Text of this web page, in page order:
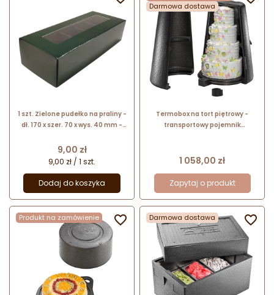
1 szt. Zielone pudełko na praliny -
dł. 170 x szer. 70 x wys. 40 mm -
okienkiem
Cena
9,00 zł
9,00 zł / 1 szt.
Dodaj do koszyka
Darmowa dostawa
Termobox na tort piętrowy -
transportowy pojemnik
Thermohauser
Cena
1 058,00 zł
Zapytaj o produkt
Produkt na zamówienie  Darmowa dostawa 